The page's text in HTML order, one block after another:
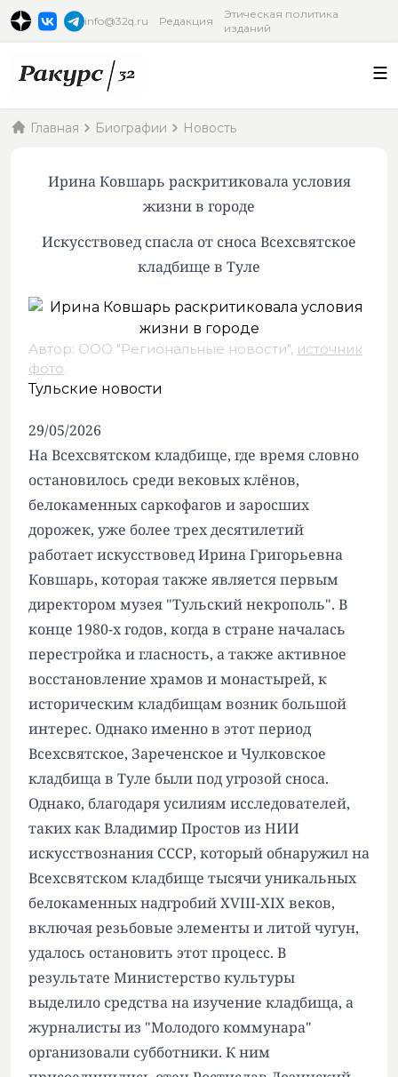
info@32q.ru Редакция
Этическая политика
изданий
Главная Биографии Новость
Ирина Ковшарь раскритиковала условия
жизни в городе
Искусствовед спасла от сноса Всехсвятское
кладбище в Туле
Автор: ООО "Региональные новости", источник
фото.
Тульские новости
29/05/2026
На Всехсвятском кладбище, где время словно
остановилось среди вековых клёнов,
белокаменных саркофагов и заросших
дорожек, уже более трех десятилетий
работает искусствовед Ирина Григорьевна
Ковшарь, которая также является первым
директором музея "Тульский некрополь". В
конце 1980-х годов, когда в стране началась
перестройка и гласность, а также активное
восстановление храмов и монастырей, к
историческим кладбищам возник большой
интерес. Однако именно в этот период
Всехсвятское, Зареченское и Чулковское
кладбища в Туле были под угрозой сноса.
Однако, благодаря усилиям исследователей,
таких как Владимир Простов из НИИ
искусствознания СССР, который обнаружил на
Всехсвятском кладбище тысячи уникальных
белокаменных надгробий XVIII-XIX веков,
включая резьбовые элементы и литой чугун,
удалось остановить этот процесс. В
результате Министерство культуры
выделило средства на изучение кладбища, а
журналисты из "Молодого коммунара"
организовали субботники. К ним